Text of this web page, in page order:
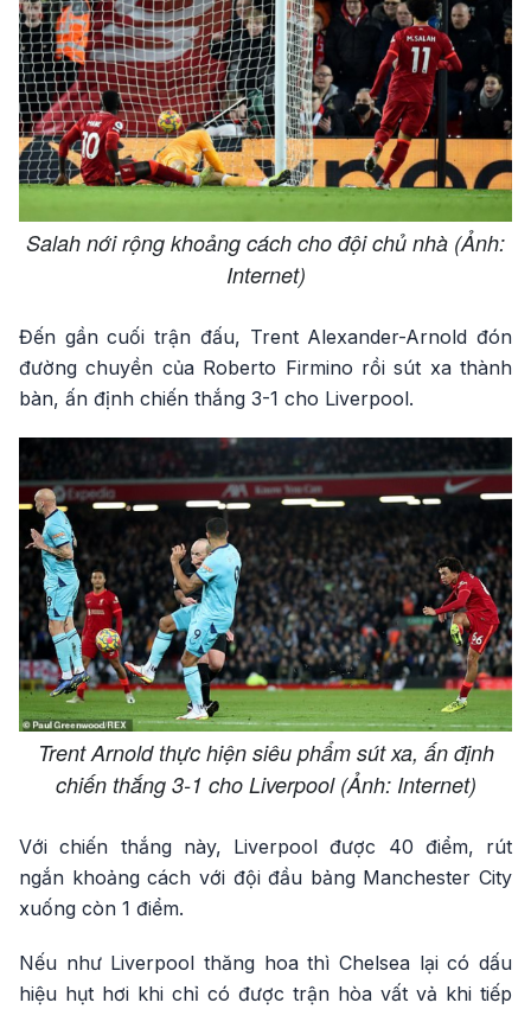
Salah nới rộng khoảng cách cho đội chủ nhà (Ảnh:
Internet)
Đến gần cuối trận đấu, Trent Alexander-Arnold đón
đường chuyền của Roberto Firmino rồi sút xa thành
bàn, ấn định chiến thắng 3-1 cho Liverpool.
Trent Arnold thực hiện siêu phẩm sút xa, ấn định
chiến thắng 3-1 cho Liverpool (Ảnh: Internet)
Với chiến thắng này, Liverpool được 40 điểm, rút
ngắn khoảng cách với đội đầu bảng Manchester City
xuống còn 1 điểm.
Nếu như Liverpool thăng hoa thì Chelsea lại có dấu
hiệu hụt hơi khi chỉ có được trận hòa vất vả khi tiếp